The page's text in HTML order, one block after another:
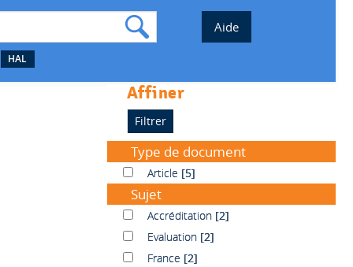
HAL
affiner
Type de document
ArticleArticle [5]
Sujet
Accréditation
Accréditation [2]
EvaluationEvaluation [2]
FranceFrance [2]